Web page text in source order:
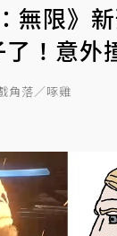
無限》
！意外
角落／啄雞